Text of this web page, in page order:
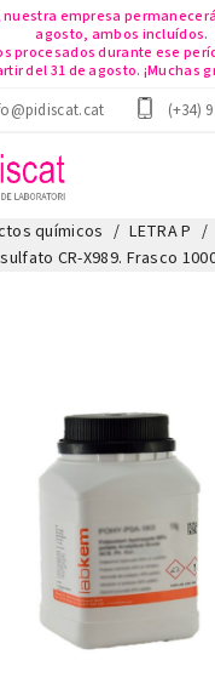
empresa
agosto, ambos incluídos.
procesados durante ese
del 31 de agosto. ¡Muchas
(+34)
químicos LETRA P
sulfato CR-X989. Frasco